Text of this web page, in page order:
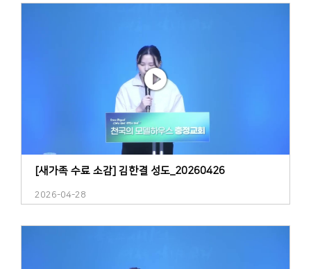
[새가족 수료 소감] 김한결 성도_20260426
2026-04-28